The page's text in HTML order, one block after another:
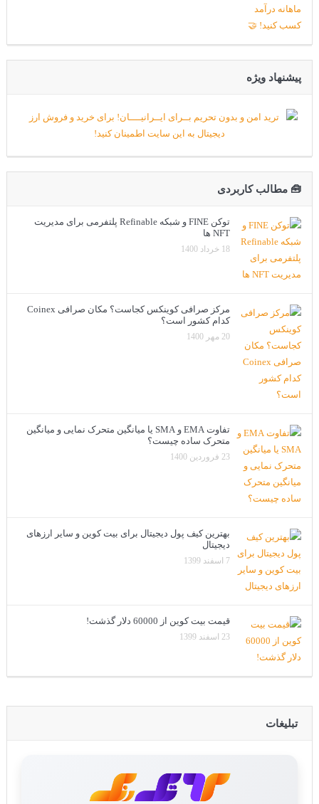
پیشنهاد ویژه
🧰 مطالب کاربردی
توکن FINE و شبکه Refinable پلتفرمی برای مدیریت
NFT ها
18 خرداد 1400
مرکز صرافی کوینکس کجاست؟ مکان صرافی Coinex
کدام کشور است؟
20 مهر 1400
تفاوت EMA و SMA یا میانگین متحرک نمایی و میانگین
متحرک ساده چیست؟
23 فروردین 1400
بهترین کیف پول دیجیتال برای بیت کوین و سایر ارزهای
دیجیتال
7 اسفند 1399
قیمت بیت کوین از 60000 دلار گذشت!
23 اسفند 1399
تبلیغات